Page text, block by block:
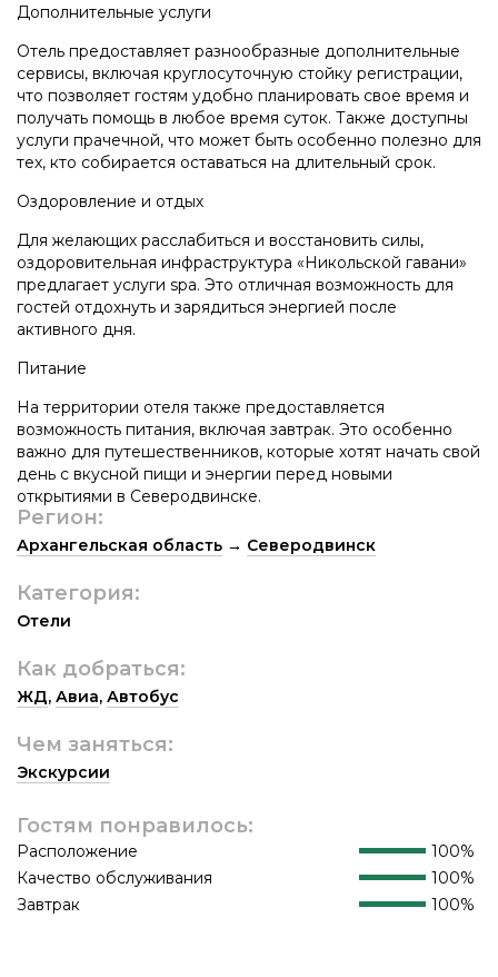
Дополнительные услуги
Отель предоставляет разнообразные дополнительные
сервисы, включая круглосуточную стойку регистрации,
что позволяет гостям удобно планировать свое время и
получать помощь в любое время суток. Также доступны
услуги прачечной, что может быть особенно полезно для
тех, кто собирается оставаться на длительный срок.
Оздоровление и отдых
Для желающих расслабиться и восстановить силы,
оздоровительная инфраструктура «Никольской гавани»
предлагает услуги spa. Это отличная возможность для
гостей отдохнуть и зарядиться энергией после
активного дня.
Питание
На территории отеля также предоставляется
возможность питания, включая завтрак. Это особенно
важно для путешественников, которые хотят начать свой
день с вкусной пищи и энергии перед новыми
открытиями в Северодвинске.
Регион:
Архангельская область → Северодвинск
Категория:
Отели
Как добраться:
ЖД, Авиа, Автобус
Чем заняться:
Экскурсии
Гостям понравилось:
Расположение
100%
Качество обслуживания
100%
Завтрак
100%